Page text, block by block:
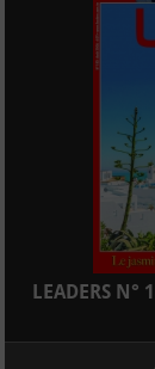
LEADERS N°